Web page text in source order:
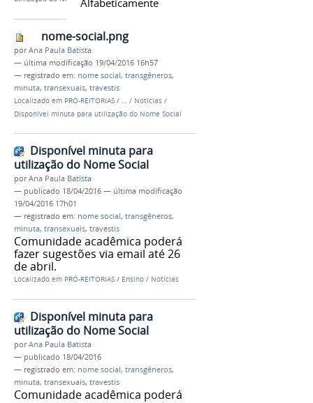
nome-social.png
porAna Paula Batista
— última modificação 19/04/2016 16h57
— registrado em: nome social, transgêneros,
minuta, transexuais, travestis
Localizado em PRÓ-REITORIAS / / Notícias /
Disponível minuta para utilização do Nome Social
Disponível minuta para
utilização do Nome Social
porAna Paula Batista
— publicado 18/04/2016 — última modificação
19/04/2016 17h01
— registrado em: nome social, transgêneros,
minuta, transexuais, travestis
Comunidade acadêmica poderá
fazer sugestões via email até 26
de abril.
Localizado em PRÓ-REITORIAS / Ensino / Notícias
Disponível minuta para
utilização do Nome Social
porAna Paula Batista
— publicado 18/04/2016
— registrado em: nome social, transgêneros,
minuta, transexuais, travestis
Comunidade acadêmica poderá